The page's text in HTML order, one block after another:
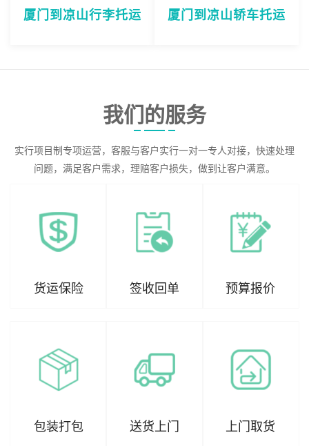
厦门到凉山行李托运 厦门到凉山轿车托运
我们的服务
实行项目制专项运营，客服与客户实行一对一专人对接，快速处理
问题，满足客户需求，理赔客户损失，做到让客户满意。
货运保险 签收回单 预算报价
包装打包 送货上门 上门取货